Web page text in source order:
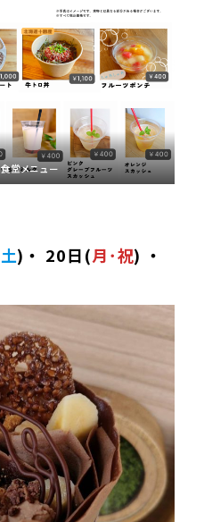
堂メニュー
土)・ 20日(月･祝) ・